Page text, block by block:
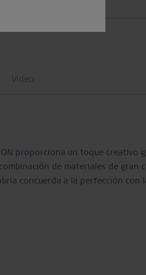
proporciona un toque creativo
de materiales de gran
concuerda a la perfección con